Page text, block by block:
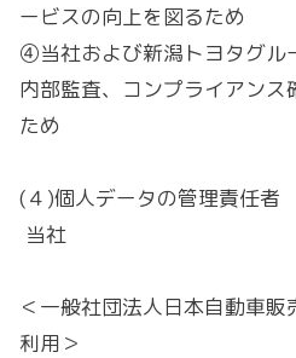
ービスの向上を図るため
④当社および新潟トヨタグル
内部監査、コンプライアンス
ため
(４)個人データの管理責任者
当社
＜一般社団法人日本自動車
利用＞